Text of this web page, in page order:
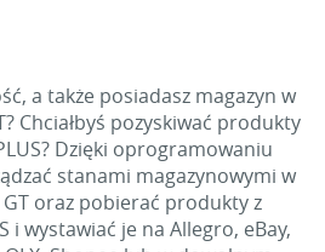
a także posiadasz magazyn w
Chciałbyś pozyskiwać produkty
Dzięki oprogramowaniu
stanami magazynowymi w
oraz pobierać produkty z
i wystawiać je na Allegro, eBay,